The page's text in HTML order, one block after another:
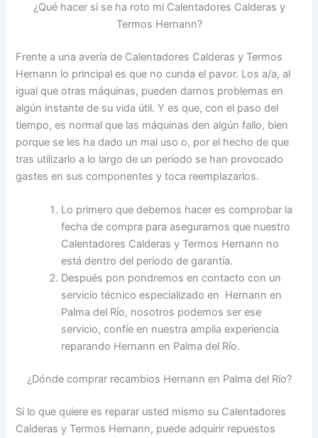
¿Qué hacer si se ha roto mi Calentadores Calderas y
Termos Hernann?
Frente a una avería de Calentadores Calderas y Termos
Hernann lo principal es que no cunda el pavor. Los a/a, al
igual que otras máquinas, pueden darnos problemas en
algún instante de su vida útil. Y es que, con el paso del
tiempo, es normal que las máquinas den algún fallo, bien
porque se les ha dado un mal uso o, por el hecho de que
tras utilizarlo a lo largo de un período se han provocado
gastes en sus componentes y toca reemplazarlos.
Lo primero que debemos hacer es comprobar la
fecha de compra para asegurarnos que nuestro
Calentadores Calderas y Termos Hernann no
está dentro del periodo de garantía.
Después pon pondremos en contacto con un
servicio técnico especializado en Hernann en
Palma del Río, nosotros podemos ser ese
servicio, confíe en nuestra amplia experiencia
reparando Hernann en Palma del Río.
¿Dónde comprar recambios Hernann en Palma del Río?
Si lo que quiere es reparar usted mismo su Calentadores
Calderas y Termos Hernann, puede adquirir repuestos